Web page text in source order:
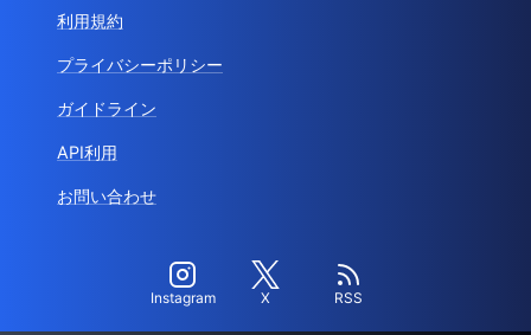
利用規約
プライバシーポリシー
ガイドライン
API利用
お問い合わせ
Instagram X RSS